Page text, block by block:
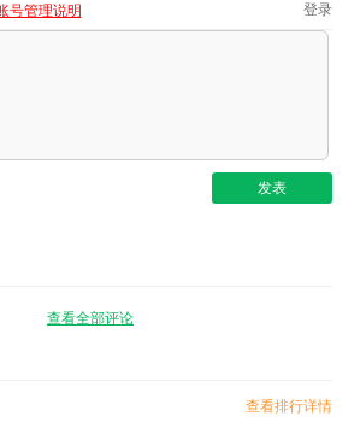
号管理说明 登录
查看全部评论
查看排行详情